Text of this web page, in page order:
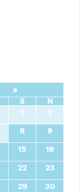
»
S
N
1
2
8
9
15
16
22
23
29
30